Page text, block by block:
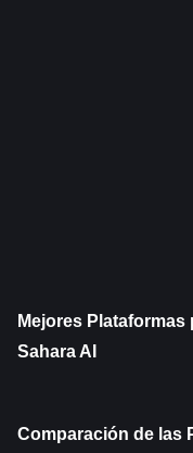
Mejores
Sahara AI
Comparación de las